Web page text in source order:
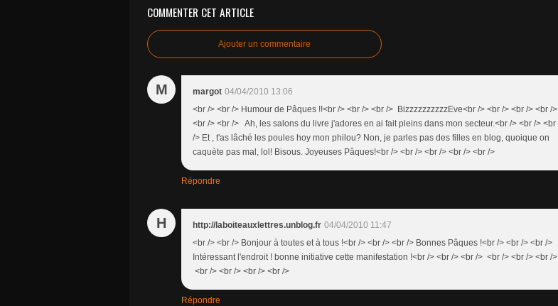
COMMENTER CET ARTICLE
Ajouter un commentaire
M margot 04/04/2010 13:06
<br /> <br /> Humour de Pâques !!<br /> <br /> <br /> BizzzzzzzzzzEve<br /> <br /> <br /> <br />
<br /> <br /> Ah, les salons du livre j'adores en ai fait pleins dans mon secteur.<br /> <br /> <br
/> Et , t'as lâché les poules hoy mon philou? Non, je parles pas des filles en blog, quoique on
caquète pas mal, lol! Bisous. Joyeuses Pâques!<br /> <br /> <br /> <br /> <br />
Répondre
H http://laboiteauxlettres.unblog.fr 04/04/2010 11:47
<br /> <br /> Bonjour à toutes et à tous !<br /> <br /> <br /> Bonnes Pâques !<br /> <br /> <br />
Intéressant l'endroit ! bonne initiative cette manifestation !<br /> <br /> <br /> <br /> <br /> <br />
<br /> <br /> <br /> <br />
Répondre